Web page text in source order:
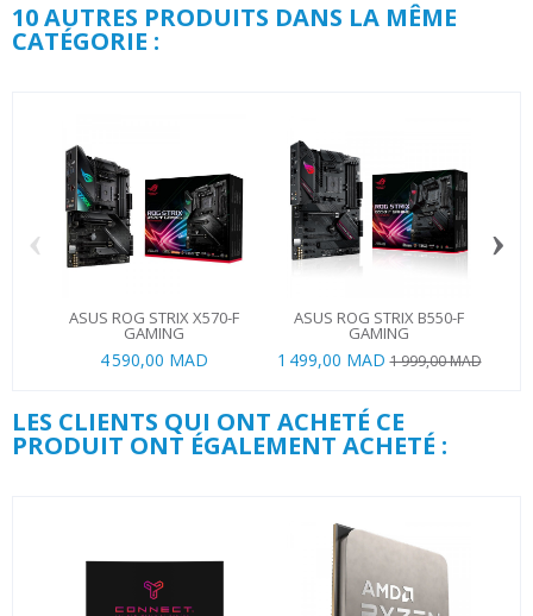
10 AUTRES PRODUITS DANS LA MÊME
CATÉGORIE :
ASUS ROG STRIX X570-F
GAMING
4 590,00 MAD
ASUS ROG STRIX B550-F
GAMING
1 499,00 MAD 1 999,00 MAD
‹ ›
LES CLIENTS QUI ONT ACHETÉ CE
PRODUIT ONT ÉGALEMENT ACHETÉ :